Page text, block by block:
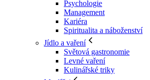
Psychologie
Management
Kariéra
Spiritualita a náboženství
Jídlo a vaření
Světová gastronomie
Levné vaření
Kulinářské triky